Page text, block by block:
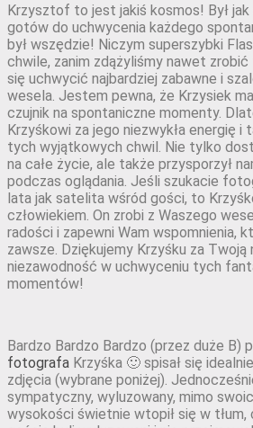
Krzysztof to jest jakiś kosmos! Był
gotów do uchwycenia każdego
był wszędzie! Niczym superszybki
chwile, zanim zdążyliśmy nawet zrobić
się uchwycić najbardziej zabawne i
wesela. Jestem pewna, że Krzysiek
czujnik na spontaniczne momenty.
Krzyśkowi za jego niezwykła energię i
tych wyjątkowych chwil. Nie tylko
na całe życie, ale także przysporzył
podczas oglądania. Jeśli szukacie
lata jak satelita wśród gości, to
człowiekiem. On zrobi z Waszego
radości i zapewni Wam wspomnienia,
zawsze. Dziękujemy Krzyśku za
niezawodność w uchwyceniu tych
momentów!
Bardzo Bardzo Bardzo (przez duże B)
fotografa Krzyśka 🙂 spisał się
zdjęcia (wybrane poniżej).
sympatyczny, wyluzowany, mimo
wysokości świetnie wtopił się w tłum,